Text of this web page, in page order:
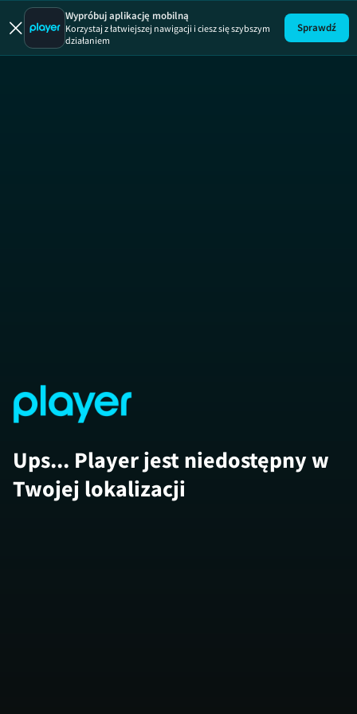
Wypróbuj aplikację mobilną
Korzystaj z łatwiejszej nawigacji i ciesz się szybszym
działaniem
Sprawdź
Ups... Player jest niedostępny w
Twojej lokalizacji